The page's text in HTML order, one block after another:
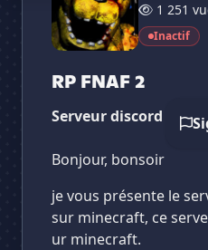
1 251
Inactif
RP FNAF 2
Serveur discord rp
Bonjour, bonsoir
je vous présente le
sur minecraft, ce
ur minecraft.
Vote pourRP
Es-tu sûr de vouloir
RP